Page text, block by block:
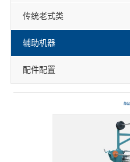
传统老式类
辅助机器
配件配置
静盘